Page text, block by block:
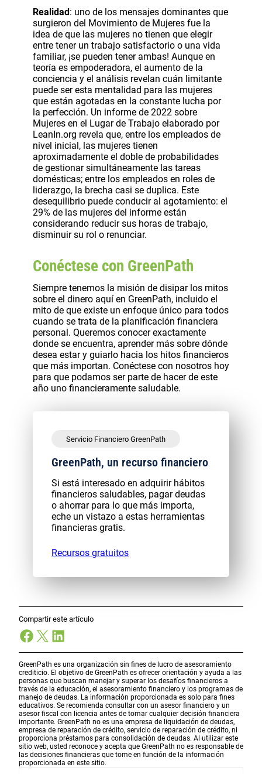
Realidad: uno de los mensajes dominantes que
surgieron del Movimiento de Mujeres fue la
idea de que las mujeres no tienen que elegir
entre tener un trabajo satisfactorio o una vida
familiar, ¡se pueden tener ambas! Aunque en
teoría es empoderadora, el aumento de la
conciencia y el análisis revelan cuán limitante
puede ser esta mentalidad para las mujeres
que están agotadas en la constante lucha por
la perfección. Un informe de 2022 sobre
Mujeres en el Lugar de Trabajo elaborado por
LeanIn.org revela que, entre los empleados de
nivel inicial, las mujeres tienen
aproximadamente el doble de probabilidades
de gestionar simultáneamente las tareas
domésticas; entre los empleados en roles de
liderazgo, la brecha casi se duplica. Este
desequilibrio puede conducir al agotamiento: el
29% de las mujeres del informe están
considerando reducir sus horas de trabajo,
disminuir su rol o renunciar.
Conéctese con GreenPath
Siempre tenemos la misión de disipar los mitos
sobre el dinero aquí en GreenPath, incluido el
mito de que existe un enfoque único para todos
cuando se trata de la planificación financiera
personal. Queremos conocer exactamente
donde se encuentra, aprender más sobre dónde
desea estar y guiarlo hacia los hitos financieros
que más importan. Conéctese con nosotros hoy
para que podamos ser parte de hacer de este
año uno financieramente saludable.
Servicio Financiero GreenPath
GreenPath, un recurso financiero
Si está interesado en adquirir hábitos
financieros saludables, pagar deudas
o ahorrar para lo que más importa,
eche un vistazo a estas herramientas
financieras gratis.
Recursos gratuitos
Compartir este artículo
Facebook
X LinkedIn
GreenPath es una organización sin fines de lucro de asesoramiento
crediticio. El objetivo de GreenPath es ofrecer orientación y ayuda a las
personas que buscan manejar y superar los desafíos financieros a
través de la educación, el asesoramiento financiero y los programas de
manejo de deudas. La información proporcionada es solo para fines
educativos. Se recomienda consultar con un asesor financiero y un
asesor fiscal con licencia antes de tomar cualquier decisión financiera
importante. GreenPath no es una empresa de liquidación de deudas,
empresa de reparación de crédito, servicio de reparación de crédito, ni
proporciona préstamos para consolidación de deudas. Al utilizar este
sitio web, usted reconoce y acepta que GreenPath no es responsable de
las decisiones financieras que tome en función de la información
proporcionada en este sitio.